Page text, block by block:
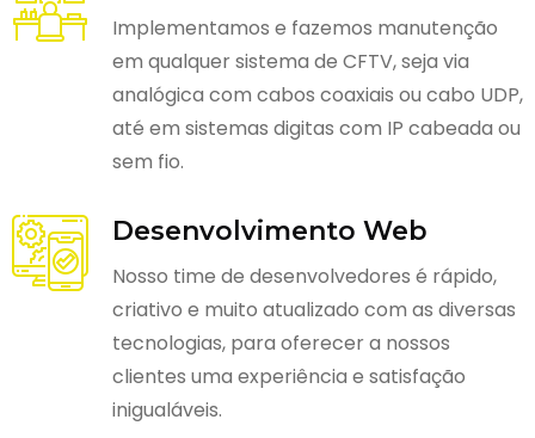
Implementamos e fazemos manutenção
em qualquer sistema de CFTV, seja via
analógica com cabos coaxiais ou cabo UDP,
até em sistemas digitas com IP cabeada ou
sem fio.
Desenvolvimento Web
Nosso time de desenvolvedores é rápido,
criativo e muito atualizado com as diversas
tecnologias, para oferecer a nossos
clientes uma experiência e satisfação
inigualáveis.